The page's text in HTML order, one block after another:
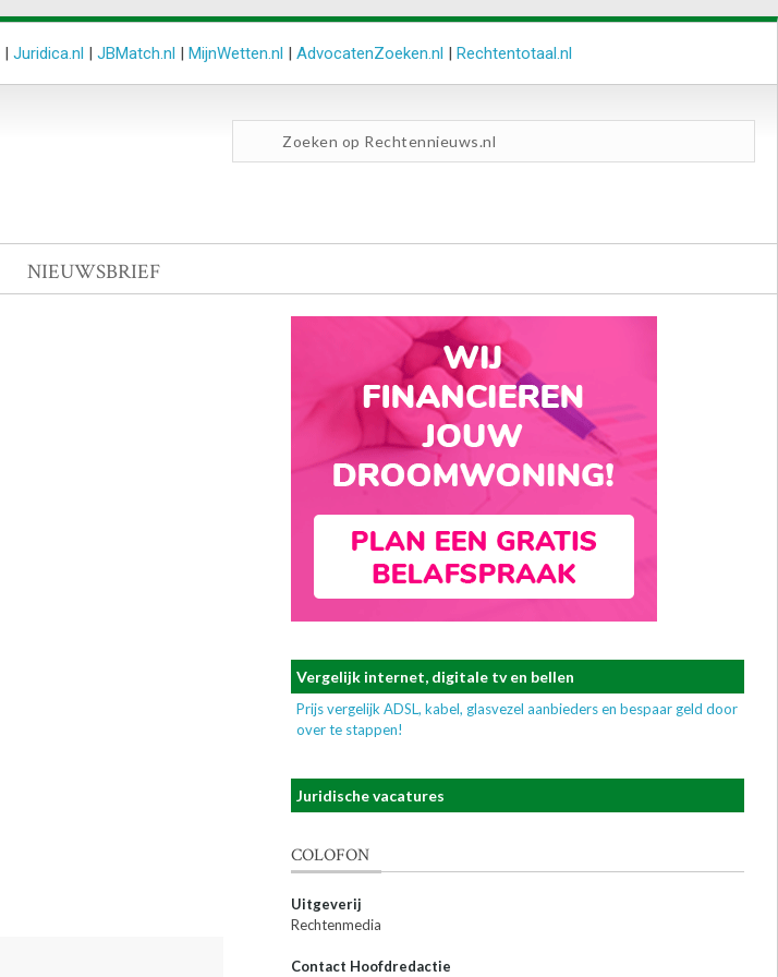
| Juridica.nl | JBMatch.nl | MijnWetten.nl | AdvocatenZoeken.nl | Rechtentotaal.nl
NIEUWSBRIEF
Vergelijk internet, digitale tv en bellen
Prijs vergelijk ADSL, kabel, glasvezel aanbieders en bespaar geld door
over te stappen!
Juridische vacatures
COLOFON
Uitgeverij
Rechtenmedia
Contact Hoofdredactie